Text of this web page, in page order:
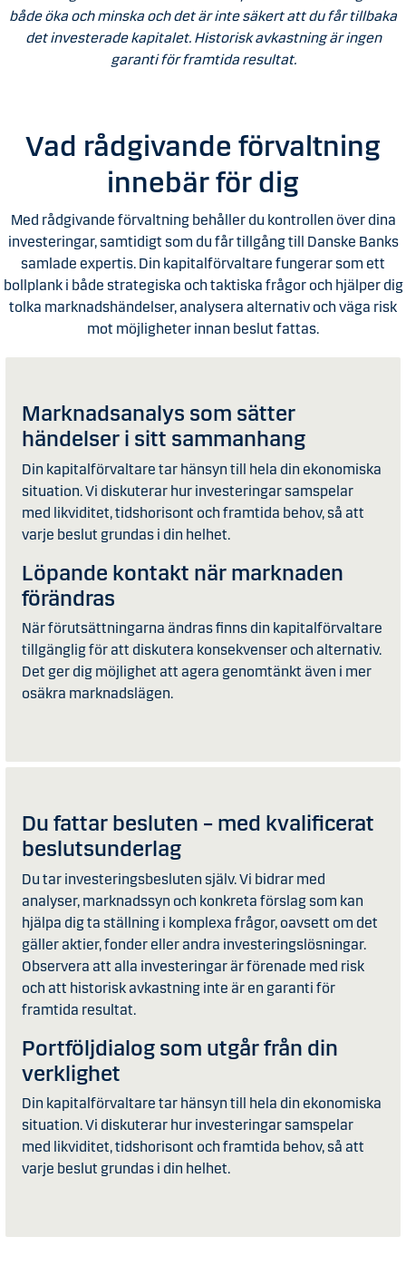
både öka och minska och det är inte säkert att du får tillbaka
det investerade kapitalet. Historisk avkastning är ingen
garanti för framtida resultat.
Vad rådgivande förvaltning
innebär för dig
Med rådgivande förvaltning behåller du kontrollen över dina
investeringar, samtidigt som du får tillgång till Danske Banks
samlade expertis. Din kapitalförvaltare fungerar som ett
bollplank i både strategiska och taktiska frågor och hjälper dig
tolka marknadshändelser, analysera alternativ och väga risk
mot möjligheter innan beslut fattas.
Marknadsanalys som sätter
händelser i sitt sammanhang
Din kapitalförvaltare tar hänsyn till hela din ekonomiska
situation. Vi diskuterar hur investeringar samspelar
med likviditet, tidshorisont och framtida behov, så att
varje beslut grundas i din helhet.
Löpande kontakt när marknaden
förändras
När förutsättningarna ändras finns din kapitalförvaltare
tillgänglig för att diskutera konsekvenser och alternativ.
Det ger dig möjlighet att agera genomtänkt även i mer
osäkra marknadslägen.
Du fattar besluten – med kvalificerat
beslutsunderlag
Du tar investeringsbesluten själv. Vi bidrar med
analyser, marknadssyn och konkreta förslag som kan
hjälpa dig ta ställning i komplexa frågor, oavsett om det
gäller aktier, fonder eller andra investeringslösningar.
Observera att alla investeringar är förenade med risk
och att historisk avkastning inte är en garanti för
framtida resultat.
Portföljdialog som utgår från din
verklighet
Din kapitalförvaltare tar hänsyn till hela din ekonomiska
situation. Vi diskuterar hur investeringar samspelar
med likviditet, tidshorisont och framtida behov, så att
varje beslut grundas i din helhet.